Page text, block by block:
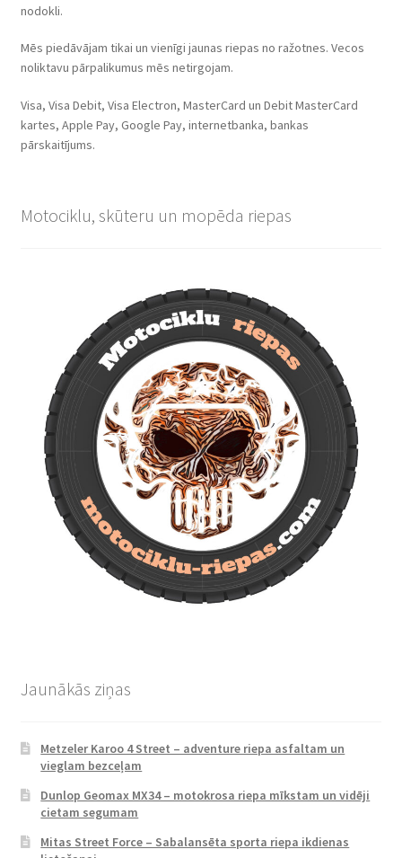
nodokli.
Mēs piedāvājam tikai un vienīgi jaunas riepas no ražotnes. Vecos
noliktavu pārpalikumus mēs netirgojam.
Visa, Visa Debit, Visa Electron, MasterCard un Debit MasterCard
kartes, Apple Pay, Google Pay, internetbanka, bankas
pārskaitījums.
Motociklu, skūteru un mopēda riepas
Jaunākās ziņas
Metzeler Karoo 4 Street – adventure riepa asfaltam un
vieglam bezceļam
Dunlop Geomax MX34 – motokrosa riepa mīkstam un vidēji
cietam segumam
Mitas Street Force – Sabalansēta sporta riepa ikdienas